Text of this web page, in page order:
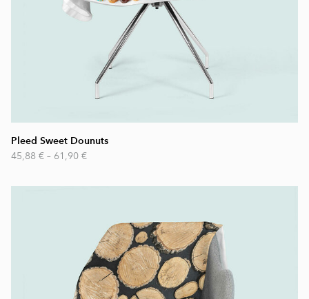
Pleed Sweet Dounuts
45,88 € – 61,90 €